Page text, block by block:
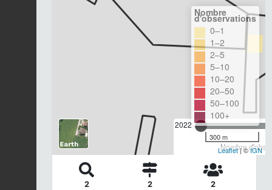
2022
Nombre
Nombre
d'observations
0–1
1–2
2–5
5–10
10–20
20–50
50–100
100+
300 m
Leaflet| ©IGN
2 2 2